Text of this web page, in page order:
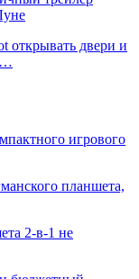
открывать двери и
игрового
планшета,
2-в-1 не